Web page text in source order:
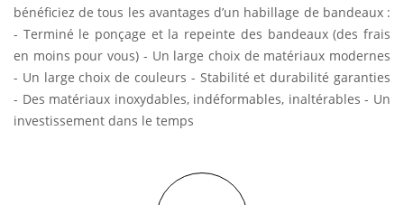
bénéficiez de tous les avantages d’un habillage de bandeaux :
- Terminé le ponçage et la repeinte des bandeaux (des frais
en moins pour vous) - Un large choix de matériaux modernes
- Un large choix de couleurs - Stabilité et durabilité garanties
- Des matériaux inoxydables, indéformables, inaltérables - Un
investissement dans le temps